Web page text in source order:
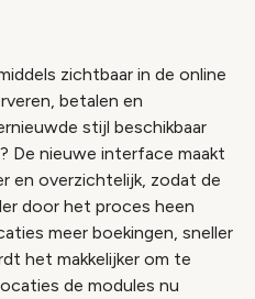
zichtbaar in de online
betalen en
stijl beschikbaar
De nieuwe interface maakt
en overzichtelijk, zodat de
door het proces heen
meer boekingen, sneller
het makkelijker om te
de modules nu